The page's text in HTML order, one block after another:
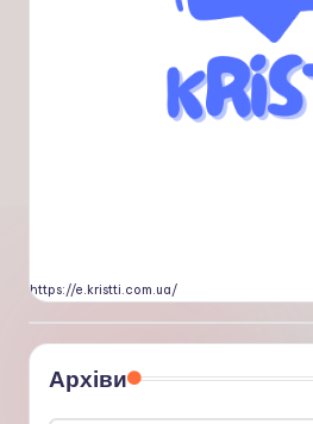
https://e.kristti.com.ua/
Архіви